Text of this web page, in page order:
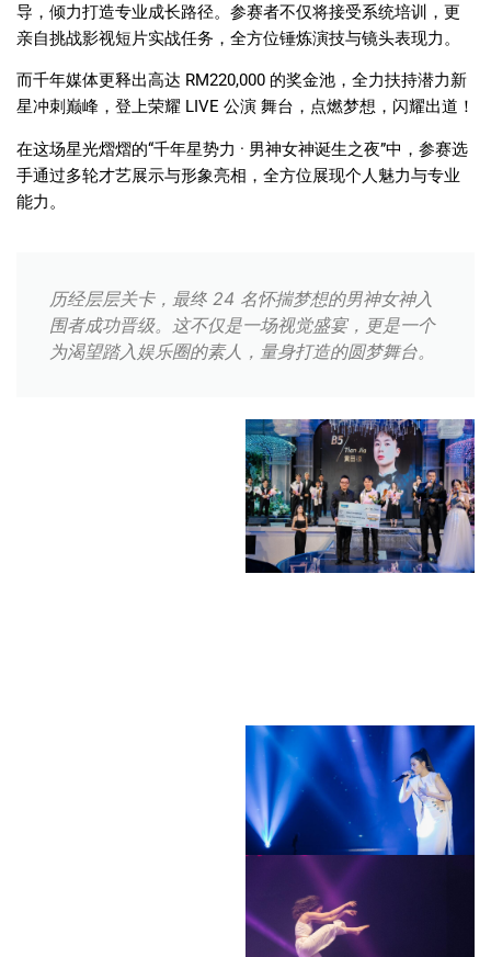
导，倾力打造专业成长路径。参赛者不仅将接受系统培训，更
亲自挑战影视短片实战任务，全方位锤炼演技与镜头表现力。
而千年媒体更释出高达 RM220,000 的奖金池，全力扶持潜力新
星冲刺巅峰，登上荣耀 LIVE 公演 舞台，点燃梦想，闪耀出道！
在这场星光熠熠的“千年星势力 · 男神女神诞生之夜”中，参赛选
手通过多轮才艺展示与形象亮相，全方位展现个人魅力与专业
能力。
历经层层关卡，最终 24 名怀揣梦想的男神女神入
围者成功晋级。这不仅是一场视觉盛宴，更是一个
为渴望踏入娱乐圈的素人，量身打造的圆梦舞台。